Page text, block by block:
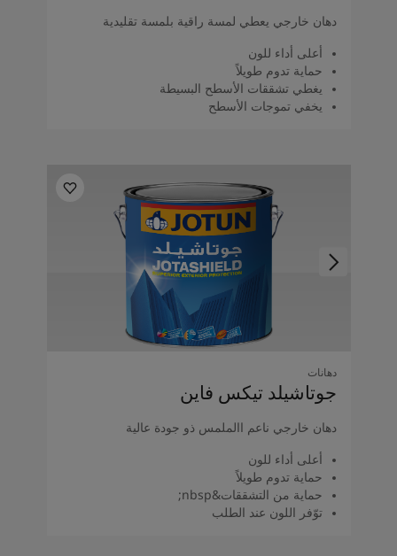
دهان خارجي يعطي لمسة راقية بلمسة تقليدية
أعلى أداء للون
حماية تدوم طويلاً
يغطي تشققات الأسطح البسيطة
يخفي تموجات الأسطح
دهانات
جوتاشيلد تيكس فاين
دهان خارجي ناعم االملمس ذو جودة عالية
أعلى أداء للون
حماية تدوم طويلاً
حماية من التشققات&nbsp;
توّفر اللون عند الطلب